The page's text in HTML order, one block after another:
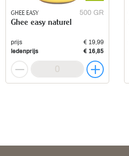
GHEE EASY 500 GR
Ghee easy naturel
prijs
€ 19,99
ledenprijs
€ 16,85